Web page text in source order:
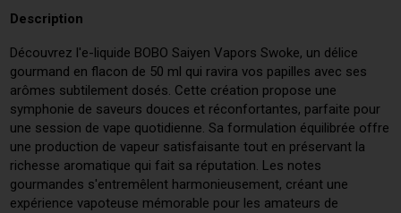
Description
Découvrez l'e-liquide BOBO Saiyen Vapors Swoke, un délice
gourmand en flacon de 50 ml qui ravira vos papilles avec ses
arômes subtilement dosés. Cette création propose une
symphonie de saveurs douces et réconfortantes, parfaite pour
une session de vape quotidienne. Sa formulation équilibrée offre
une production de vapeur satisfaisante tout en préservant la
richesse aromatique qui fait sa réputation. Les notes
gourmandes s'entremêlent harmonieusement, créant une
expérience vapoteuse mémorable pour les amateurs de